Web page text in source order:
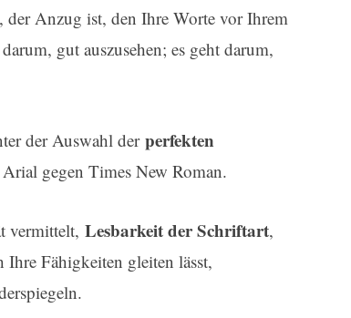
Anzug ist, den Ihre Worte vor Ihrem
gut auszusehen; es geht darum,
der Auswahl der perfekten
gegen Times New Roman.
vermittelt, Lesbarkeit der Schriftart,
Ihre Fähigkeiten gleiten lässt,